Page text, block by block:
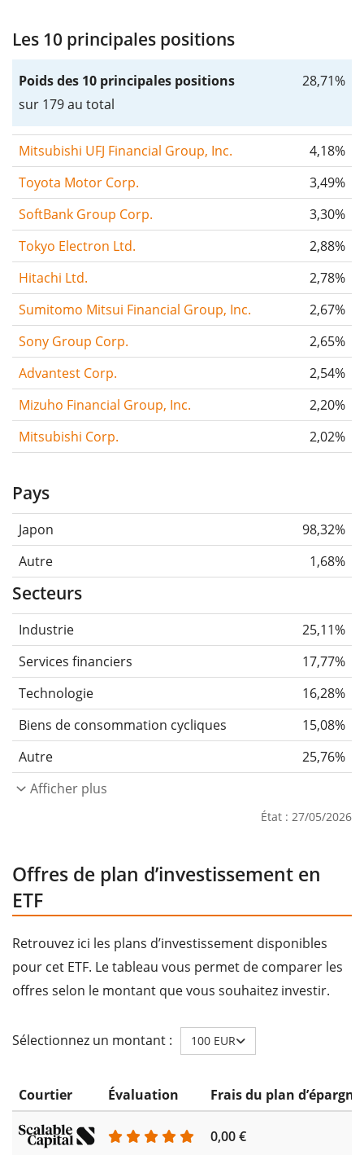
Les 10 principales positions
Poids des 10 principales positions
sur 179 au total
28,71%
Mitsubishi UFJ Financial Group, Inc.
4,18%
Toyota Motor Corp.
3,49%
SoftBank Group Corp.
3,30%
Tokyo Electron Ltd.
2,88%
Hitachi Ltd.
2,78%
Sumitomo Mitsui Financial Group, Inc.
2,67%
Sony Group Corp.
2,65%
Advantest Corp.
2,54%
Mizuho Financial Group, Inc.
2,20%
Mitsubishi Corp.
2,02%
Pays
Japon
98,32%
Autre
1,68%
Secteurs
Industrie
25,11%
Services financiers
17,77%
Technologie
16,28%
Biens de consommation cycliques
15,08%
Autre
25,76%
Afficher plus
État : 27/05/2026
Offres de plan d’investissement en
ETF
Retrouvez ici les plans d’investissement disponibles
pour cet ETF. Le tableau vous permet de comparer les
offres selon le montant que vous souhaitez investir.
Sélectionnez un montant : 100 EUR
Courtier Évaluation Frais du plan d’épargne
0,00 €